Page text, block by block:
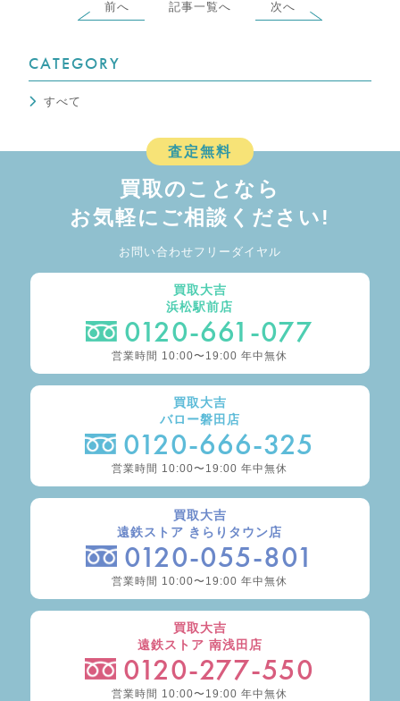
前へ 記事一覧へ 次へ
CATEGORY
すべて
査定無料
買取のことなら
お気軽にご相談ください!
お問い合わせフリーダイヤル
買取大吉
浜松駅前店
0120-661-077
営業時間 10:00〜19:00 年中無休
買取大吉
バロー磐田店
0120-666-325
営業時間 10:00〜19:00 年中無休
買取大吉
遠鉄ストア きらりタウン店
0120-055-801
営業時間 10:00〜19:00 年中無休
買取大吉
遠鉄ストア 南浅田店
0120-277-550
営業時間 10:00〜19:00 年中無休